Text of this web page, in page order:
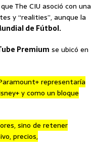
The CIU asoció con una
y “realities”, aunque la
de Fútbol.
Premium se ubicó en
representaría
y como un bloque
sino de retener
precios,